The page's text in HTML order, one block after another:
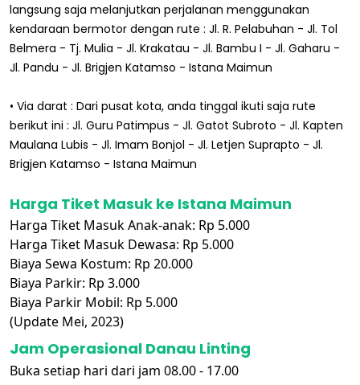
langsung saja melanjutkan perjalanan menggunakan
kendaraan bermotor dengan rute : Jl. R. Pelabuhan - Jl. Tol
Belmera - Tj. Mulia - Jl. Krakatau - Jl. Bambu I - Jl. Gaharu -
Jl. Pandu - Jl. Brigjen Katamso - Istana Maimun
• Via darat : Dari pusat kota, anda tinggal ikuti saja rute
berikut ini : Jl. Guru Patimpus - Jl. Gatot Subroto - Jl. Kapten
Maulana Lubis - Jl. Imam Bonjol - Jl. Letjen Suprapto - Jl.
Brigjen Katamso - Istana Maimun
Harga Tiket Masuk ke Istana Maimun
Harga Tiket Masuk Anak-anak: Rp 5.000
Harga Tiket Masuk Dewasa: Rp 5.000
Biaya Sewa Kostum: Rp 20.000
Biaya Parkir: Rp 3.000
Biaya Parkir Mobil: Rp 5.000
(Update Mei, 2023)
Jam Operasional Danau Linting
Buka setiap hari dari jam 08.00 - 17.00